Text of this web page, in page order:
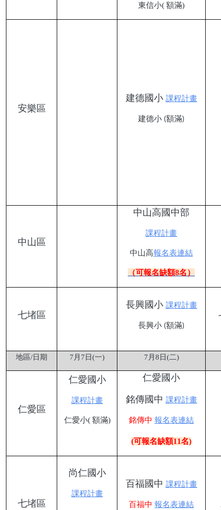
東信小( 額滿)
安樂區
建德國小 課程計畫
建德小 (額滿)
中山區
中山高國中部
課程計畫
中山高報名表連結
（可報名缺額8名）
七堵區
長興國小 課程計畫
長興小 (額滿)
地區/日期 7 月 7日(一) 7 月8日(二)
仁愛區
仁愛國小
課程計畫
仁愛小( 額滿)
仁愛國小
銘傳國中 課程計畫
銘傳中 報名表連結
(可報名缺額11名)
七堵區
尚仁國小
課程計畫
百福國中 課程計畫
百福中 報名表連結